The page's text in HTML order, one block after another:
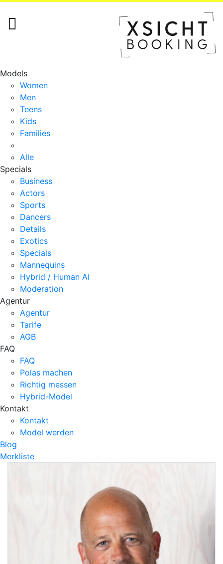
Models
Women
Men
Teens
Kids
Families
Alle
Specials
Business
Actors
Sports
Dancers
Details
Exotics
Specials
Mannequins
Hybrid / Human AI
Moderation
Agentur
Agentur
Tarife
AGB
FAQ
FAQ
Polas machen
Richtig messen
Hybrid-Model
Kontakt
Kontakt
Model werden
Blog
Merkliste